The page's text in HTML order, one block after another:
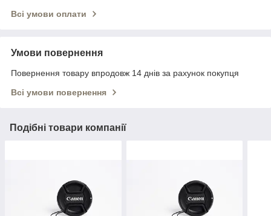
Всі умови оплати
Умови повернення
Повернення товару впродовж 14 днів за рахунок покупця
Всі умови повернення
Подібні товари компанії